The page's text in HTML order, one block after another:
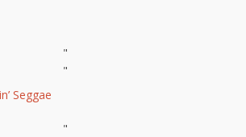
"
"
Seggae
"